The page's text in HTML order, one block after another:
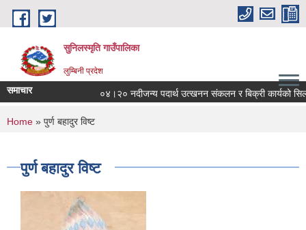
Skip to main content
सुनिलस्मृति गाउँपालिका
लुम्बिनी प्रदेश
समाचार ०४।२० नदीजन्य पदार्थ उत्खनन संकलन र बिक्री कार्यको
You are here
Home » पुर्ण बहादुर विष्ट
पुर्ण बहादुर विष्ट